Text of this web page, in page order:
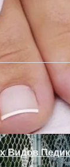
Руками
Видов